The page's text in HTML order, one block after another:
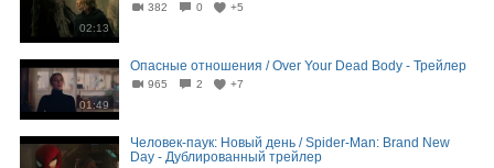
02:13
382 0 +5
01:49
Опасные отношения / Over Your Dead Body - Трейлер
965 2 +7
Человек-паук: Новый день / Spider-Man: Brand New
Day - Дублированный трейлер